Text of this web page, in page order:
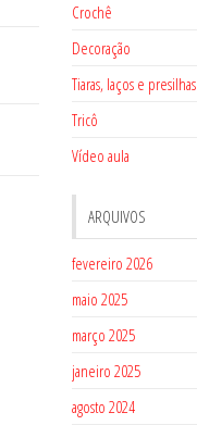
Crochê
Decoração
Tiaras, laços e presilhas
Tricô
Vídeo aula
ARQUIVOS
fevereiro 2026
maio 2025
março 2025
janeiro 2025
agosto 2024